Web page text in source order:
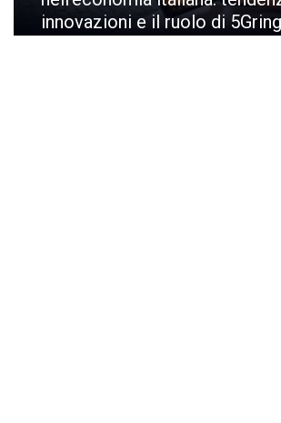
innovazioni e il ruolo di